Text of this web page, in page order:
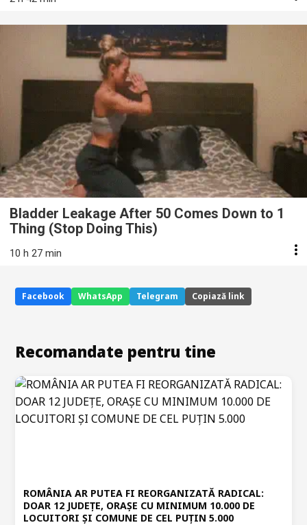
Bladder Leakage After 50 Comes Down to 1
Thing (Stop Doing This)
10 h 27 min
Facebook WhatsApp Telegram Copiază link
Recomandate pentru tine
ROMÂNIA AR PUTEA FI REORGANIZATĂ RADICAL:
DOAR 12 JUDEȚE, ORAȘE CU MINIMUM 10.000 DE
LOCUITORI ȘI COMUNE DE CEL PUȚIN 5.000